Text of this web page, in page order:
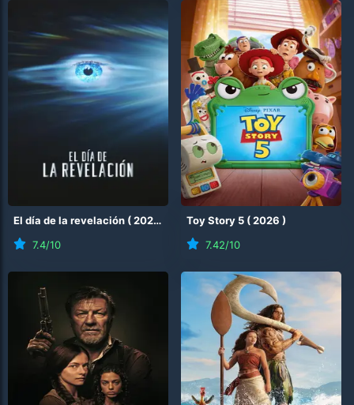
El día de la revelación (2026 )
7.4/10
Toy Story 5 (2026 )
7.42/10